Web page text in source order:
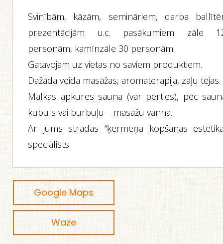
Svinībām, kāzām, semināriem, darba
prezentācijām u.c. pasākumiem zāle
personām, kamīnzāle 30 personām.
Gatavojam uz vietas no saviem produktiem.
Dažāda veida masāžas, aromaterapija, zāļu tējas.
Malkas apkures sauna (var pērties), pēc
kubuls vai burbuļu – masāžu vanna.
Ar jums strādās “ķermeņa kopšanas
speciālists.
Google Maps
Waze